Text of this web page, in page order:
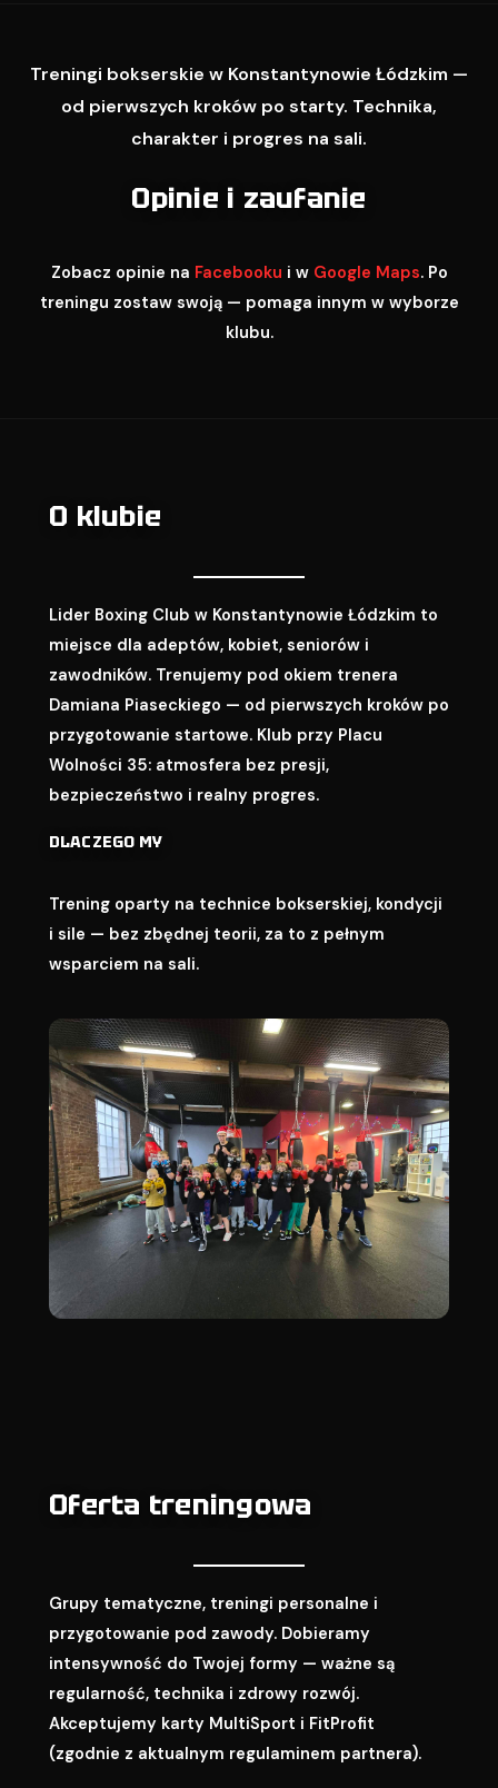
Treningi bokserskie w Konstantynowie Łódzkim —
od pierwszych kroków po starty. Technika,
charakter i progres na sali.
Opinie i zaufanie
Zobacz opinie na Facebooku i w Google Maps. Po
treningu zostaw swoją — pomaga innym w wyborze
klubu.
O klubie
Lider Boxing Club w Konstantynowie Łódzkim to
miejsce dla adeptów, kobiet, seniorów i
zawodników. Trenujemy pod okiem trenera
Damiana Piaseckiego — od pierwszych kroków po
przygotowanie startowe. Klub przy Placu
Wolności 35: atmosfera bez presji,
bezpieczeństwo i realny progres.
DLACZEGO MY
Trening oparty na technice bokserskiej, kondycji
i sile — bez zbędnej teorii, za to z pełnym
wsparciem na sali.
Oferta treningowa
Grupy tematyczne, treningi personalne i
przygotowanie pod zawody. Dobieramy
intensywność do Twojej formy — ważne są
regularność, technika i zdrowy rozwój.
Akceptujemy karty MultiSport i FitProfit
(zgodnie z aktualnym regulaminem partnera).